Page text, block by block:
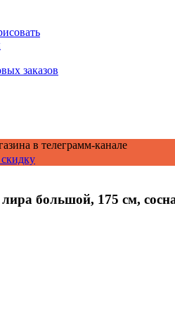
заказов
в телеграмм-канале
большой, 175 см,